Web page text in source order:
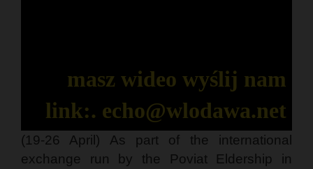
masz wideo wyślij nam
link:. echo@wlodawa.net
(19-26 April) As part of the international
exchange run by the Poviat Eldership in